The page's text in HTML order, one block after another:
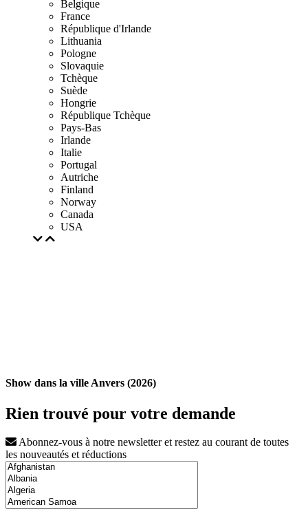
Belgique
France
République d'Irlande
Lithuania
Pologne
Slovaquie
Tchèque
Suède
Hongrie
République Tchèque
Pays-Bas
Irlande
Italie
Portugal
Autriche
Finland
Norway
Canada
USA
Show dans la ville Anvers (2026)
Rien trouvé pour votre demande
Abonnez-vous à notre newsletter et restez au courant de toutes
les nouveautés et réductions